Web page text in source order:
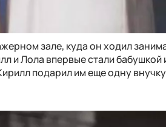
зале, куда он ходил
и Лола впервые стали
подарил им еще одну